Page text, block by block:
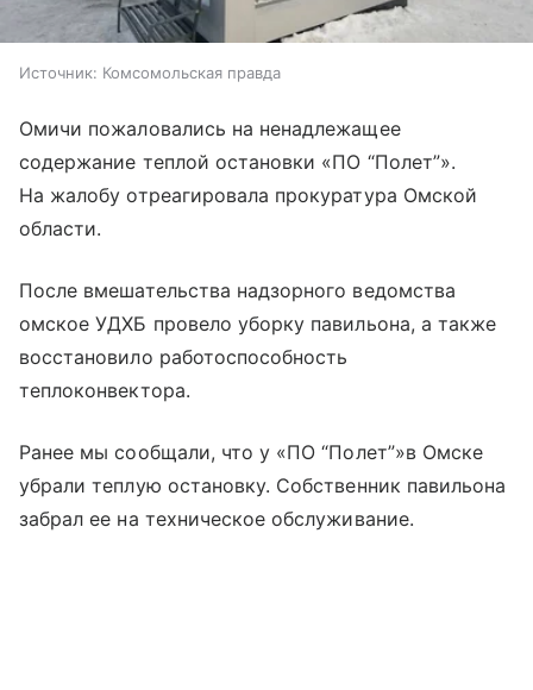
Источник: Комсомольская правда
Омичи пожаловались на ненадлежащее
содержание теплой остановки «ПО “Полет”».
На жалобу отреагировала прокуратура Омской
области.
После вмешательства надзорного ведомства
омское УДХБ провело уборку павильона, а также
восстановило работоспособность
теплоконвектора.
Ранее мы сообщали, что у «ПО “Полет”»в Омске
убрали теплую остановку. Собственник павильона
забрал ее на техническое обслуживание.